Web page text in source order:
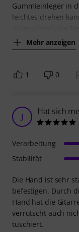
Gummieinleger in
leichtes drehen
Mehr anzeigen
1 0
J Hat sich
Die Hand ist sehr
befestigen. Durch
Hand hat die
verrutscht auch
tuschiert.
Verarbeitung
Stabilität